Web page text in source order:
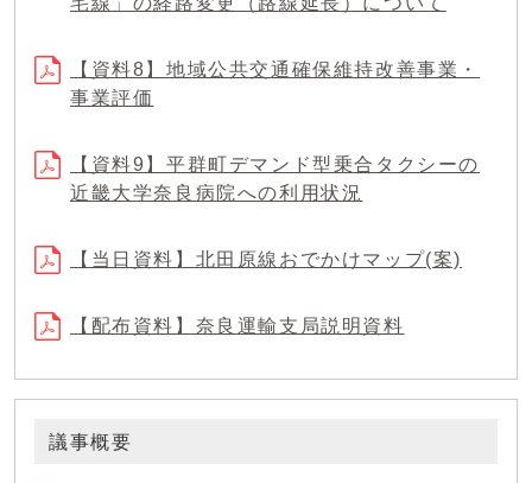
【資料8】地域公共交通確保維持改善事業・
事業評価
【資料9】平群町デマンド型乗合タクシーの
近畿大学奈良病院への利用状況
【当日資料】北田原線おでかけマップ(案)
【配布資料】奈良運輸支局説明資料
議事概要